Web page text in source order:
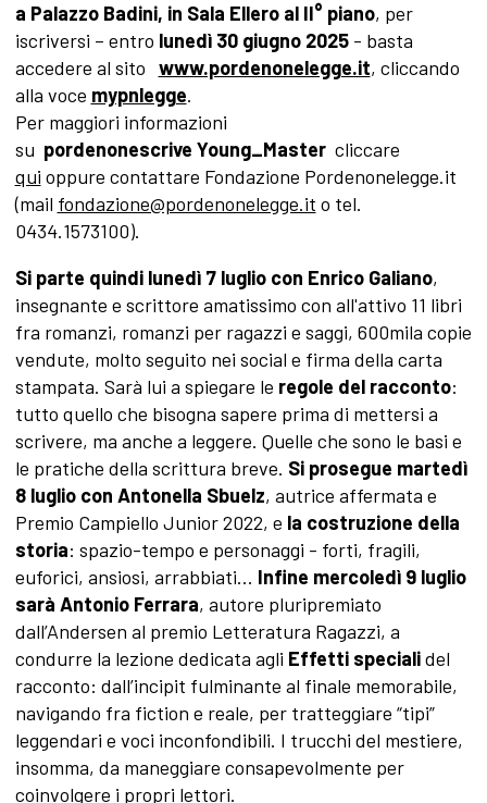
a Palazzo Badini, in Sala Ellero al II° piano, per
iscriversi – entro lunedì 30 giugno 2025- basta
accedere al sito www.pordenonelegge.it, cliccando
alla voce mypnlegge.
Per maggiori informazioni
su pordenonescrive Young_Mastercliccare
qui oppure contattare Fondazione Pordenonelegge.it
(mail fondazione@pordenonelegge.it o tel.
0434.1573100).
Si parte quindi lunedì 7 luglio con Enrico Galiano,
insegnante e scrittore amatissimo con all'attivo 11 libri
fra romanzi, romanzi per ragazzi e saggi, 600mila copie
vendute, molto seguito nei social e firma della carta
stampata. Sarà lui a spiegare le regole del racconto:
tutto quello che bisogna sapere prima di mettersi a
scrivere, ma anche a leggere. Quelle che sono le basi e
le pratiche della scrittura breve. Si prosegue martedì
8 luglio con Antonella Sbuelz, autrice affermata e
Premio Campiello Junior 2022, e la costruzione della
storia: spazio-tempo e personaggi - forti, fragili,
euforici, ansiosi, arrabbiati... Infine mercoledì 9 luglio
sarà Antonio Ferrara, autore pluripremiato
dall’Andersen al premio Letteratura Ragazzi, a
condurre la lezione dedicata agli Effetti specialidel
racconto: dall’incipit fulminante al finale memorabile,
navigando fra fiction e reale, per tratteggiare “tipi”
leggendari e voci inconfondibili. I trucchi del mestiere,
insomma, da maneggiare consapevolmente per
coinvolgere i propri lettori.